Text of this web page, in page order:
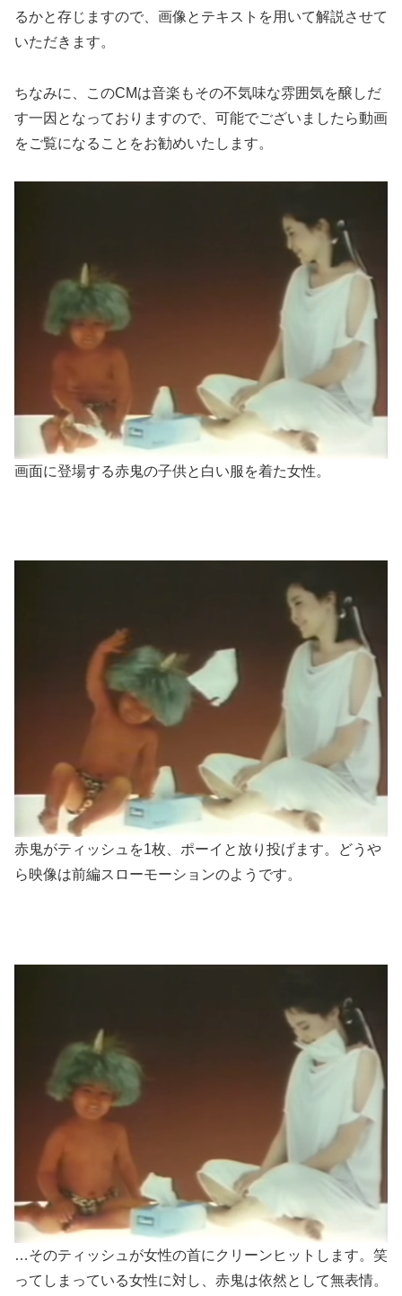
るかと存じますので、画像とテキストを用いて解説させて
いただきます。
ちなみに、このCMは音楽もその不気味な雰囲気を醸しだ
す一因となっておりますので、可能でございましたら動画
をご覧になることをお勧めいたします。
画面に登場する赤鬼の子供と白い服を着た女性。
赤鬼がティッシュを1枚、ポーイと放り投げます。どうや
ら映像は前編スローモーションのようです。
…そのティッシュが女性の首にクリーンヒットします。笑
ってしまっている女性に対し、赤鬼は依然として無表情。